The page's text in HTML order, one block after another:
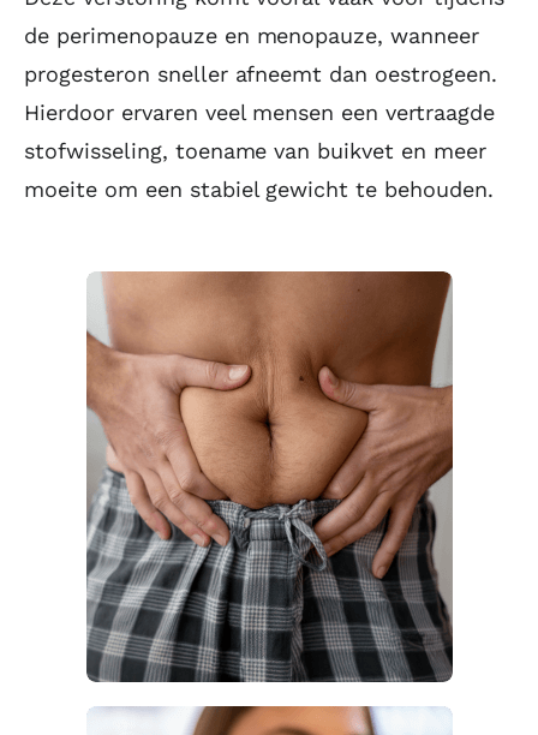
de perimenopauze en menopauze, wanneer
progesteron sneller afneemt dan oestrogeen.
Hierdoor ervaren veel mensen een vertraagde
stofwisseling, toename van buikvet en meer
moeite om een stabiel gewicht te behouden.